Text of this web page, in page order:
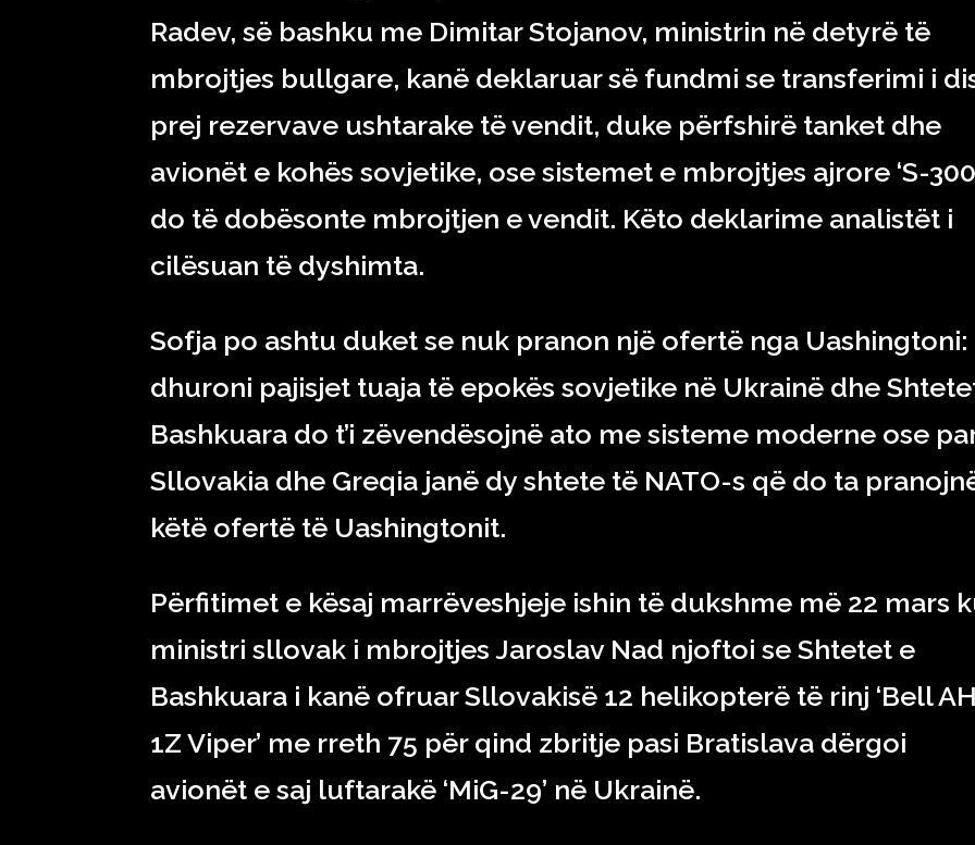
Radev, së bashku me Dimitar Stojanov, ministrin në detyrë të
mbrojtjes bullgare, kanë deklaruar së fundmi se transferimi i
prej rezervave ushtarake të vendit, duke përfshirë tanket dhe
avionët e kohës sovjetike, ose sistemet e mbrojtjes ajrore ‘S-
do të dobësonte mbrojtjen e vendit. Këto deklarime analistët i
cilësuan të dyshimta.
Sofja po ashtu duket se nuk pranon një ofertë nga Uashingtoni:
dhuroni pajisjet tuaja të epokës sovjetike në Ukrainë dhe
Bashkuara do t’i zëvendësojnë ato me sisteme moderne ose
Sllovakia dhe Greqia janë dy shtete të NATO-s që do ta
këtë ofertë të Uashingtonit.
Përfitimet e kësaj marrëveshjeje ishin të dukshme më 22 mars
ministri sllovak i mbrojtjes Jaroslav Nad njoftoi se Shtetet e
Bashkuara i kanë ofruar Sllovakisë 12 helikopterë të rinj ‘Bell
1Z Viper’ me rreth 75 për qind zbritje pasi Bratislava dërgoi
avionët e saj luftarakë ‘MiG-29’ në Ukrainë.